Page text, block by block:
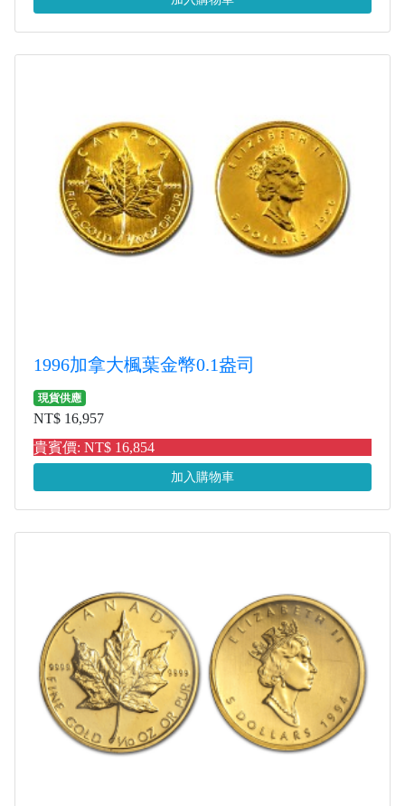
1996加拿大楓葉金幣0.1盎司
現貨供應
NT$ 16,957
貴賓價: NT$ 16,854
加入購物車